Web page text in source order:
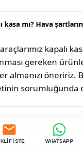
İSTE WHATSAPP
kasa mı? Hava
kapalı
gereken
almanızı öneririz.
sorumluğunda
ve
sökülür ve